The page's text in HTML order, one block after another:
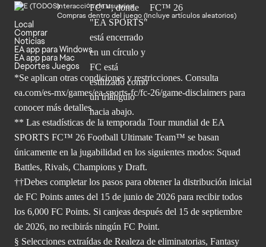
Interacción de usuarios
Compras dentro del juego (Incluye artículos aleatorios)
Local
Comprar
Noticias
EA app para Windows
EA app para Mac
Deportes Juegos
*Se aplican otras condiciones y restricciones. Consulta
ea.com/es-mx/games/ea-sports-fc/fc-26/game-disclaimers para
conocer más detalles.
** Las estadísticas de la temporada Tour mundial de EA
SPORTS FC™ 26 Football Ultimate Team™ se basan
únicamente en la jugabilidad en los siguientes modos: Squad
Battles, Rivals, Champions y Draft.
††Debes completar los pasos para obtener la distribución inicial
de FC Points antes del 15 de junio de 2026 para recibir todos
los 6,000 FC Points. Si canjeas después del 15 de septiembre
de 2026, no recibirás ningún FC Point.
§ Selecciones extraídas de Realeza de eliminatorias, Fantasy